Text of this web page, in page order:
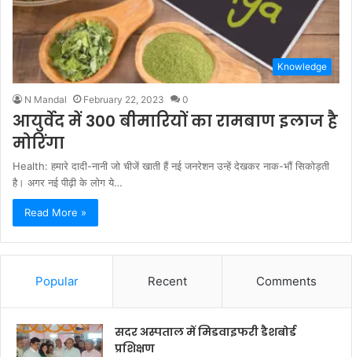
Knowledge
N Mandal February 22, 2023 0
आयुर्वेद में 300 बीमारियों का रामबाण इलाज है
मोरिंगा
Health: हमारे दादी-नानी जो चीजें खाती हैं नई जनरेशन उन्हें देखकर नाक-भौं सिकोड़ती
है। अगर नई पीढ़ी के लोग ये…
Read More »
Popular Recent Comments
सदर अस्पताल में मिडवाइफरी डैशबोर्ड
प्रशिक्षण